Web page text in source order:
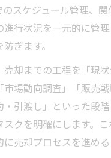
のスケジュール管理、
進行状況を一元的に管
ぎます。
売却までの工程を「現
市場動向調査」「販売
・引渡し」といった段
スクを明確にします。
売却プロセスを進める